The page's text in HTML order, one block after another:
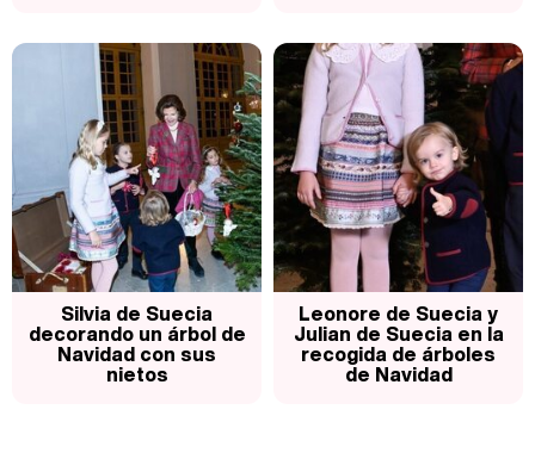
Silvia de Suecia
decorando un árbol de
Navidad con sus
nietos
Leonore de Suecia y
Julian de Suecia en la
recogida de árboles
de Navidad